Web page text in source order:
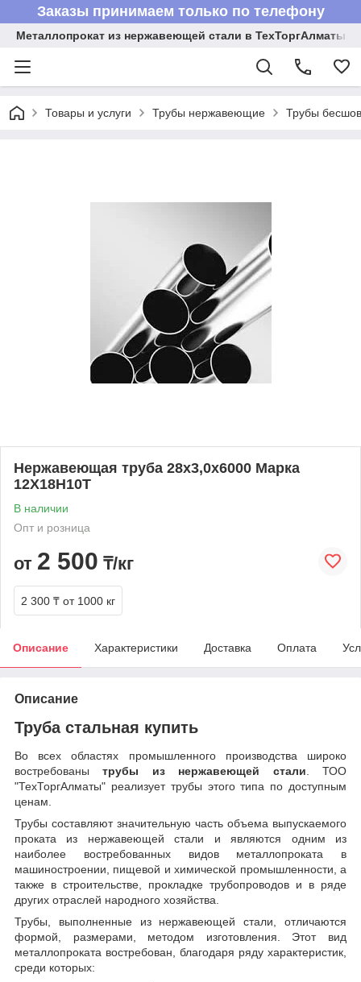
Заказы принимаем только по телефону
Металлопрокат из нержавеющей стали в ТехТоргАлматы
Товары и услуги Трубы нержавеющие Трубы
Нержавеющая труба 28х3,0х6000 Марка
12Х18Н10Т
В наличии
Опт и розница
от 2 500 ₸/кг
2 300 ₸ от 1000 кг
Описание Характеристики Доставка Оплата
Описание
Труба стальная купить
Во всех областях промышленного производства широко
востребованытрубы из нержавеющей стали. ТОО
"ТехТоргАлматы" реализует трубы этого типа по доступным
ценам.
Трубы составляют значительную часть объема выпускаемого
проката из нержавеющей стали и являются одним из
наиболее востребованных видов металлопроката в
машиностроении, пищевой и химической промышленности, а
также в строительстве, прокладке трубопроводов и в ряде
других отраслей народного хозяйства.
Трубы, выполненные из нержавеющей стали, отличаются
формой, размерами, методом изготовления. Этот вид
металлопроката востребован, благодаря ряду характеристик,
среди которых: